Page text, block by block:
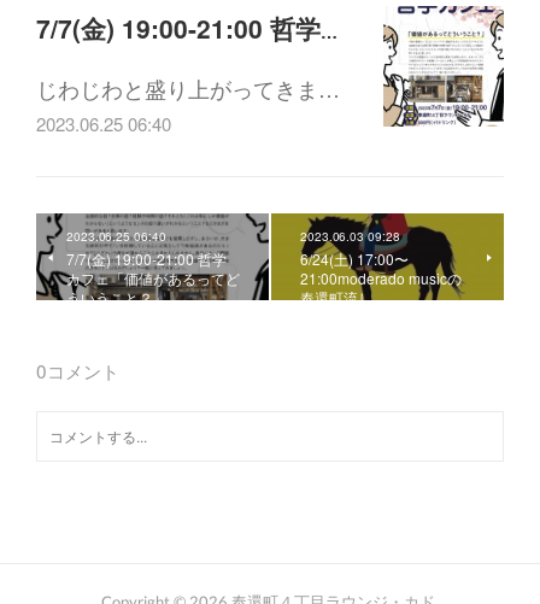
7/7(金) 19:00-21:00 哲学カフェ「価値があるってどういうこと？」
じわじわと盛り上がってきま…
2023.06.25 06:40
2023.06.25 06:40
7/7(金) 19:00-21:00 哲学
カフェ「価値があるってど
ういうこと？」
2023.06.03 09:28
6/24(土) 17:00〜
21:00moderado musicの
奉還町流し
0コメント